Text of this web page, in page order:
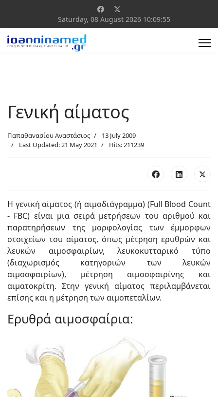
Saturday, 08 August 2026 10:09:56
Γενική αίματος
Παπαθανασίου Αναστάσιος
13 July 2009
Last Updated: 21 May 2021
Hits: 211239
Η γενική αίματος (ή αιμοδιάγραμμα) (Full Blood Count
- FBC) είναι μια σειρά μετρήσεων του αριθμού και
παρατηρήσεων της μορφολογίας των έμμορφων
στοιχείων του αίματος, όπως μέτρηση ερυθρών και
λευκών αιμοσφαιρίων, λευκοκυτταρικό τύπο
(διαχωρισμός κατηγοριών των λευκών
αιμοσφαιρίων), μέτρηση αιμοσφαιρίνης και
αιματοκρίτη. Στην γενική αίματος περιλαμβάνεται
επίσης και η μέτρηση των αιμοπεταλίων.
Ερυθρά αιμοσφαίρια: